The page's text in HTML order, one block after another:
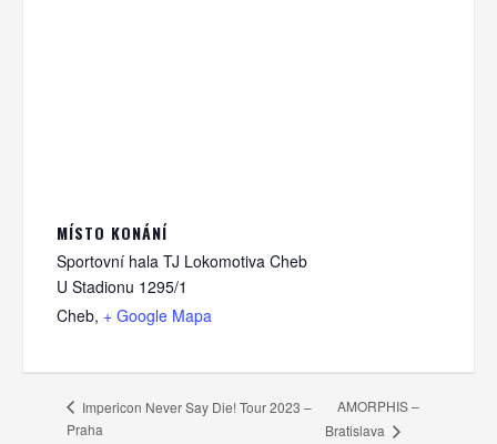
MÍSTO KONÁNÍ
Sportovní hala TJ Lokomotiva Cheb
U Stadionu 1295/1
Cheb, + Google Mapa
Impericon Never Say Die! Tour 2023 –
Praha
AMORPHIS –
Bratislava